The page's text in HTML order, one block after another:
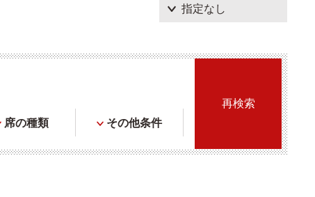
席の種類 その他条件